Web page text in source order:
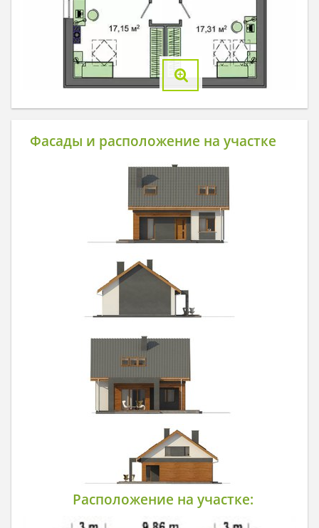
Фасады и расположение на участке
Расположение на участке: